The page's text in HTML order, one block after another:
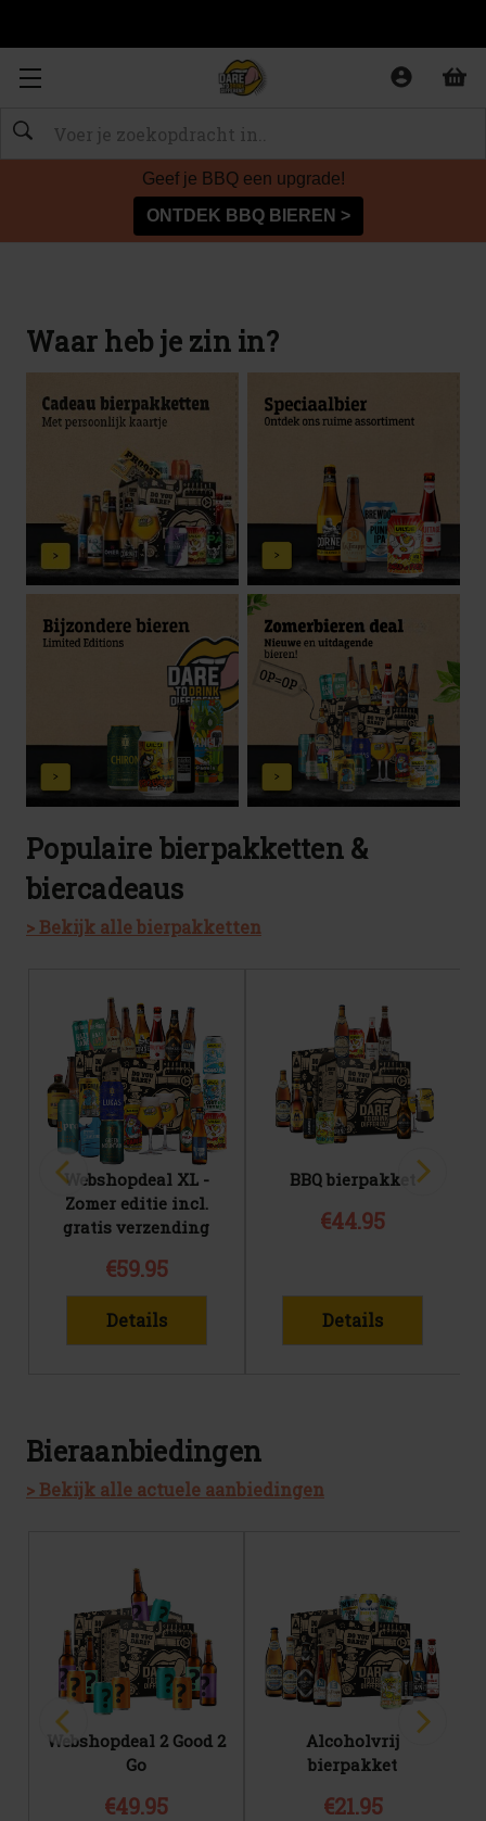
Zoeken
Geef je BBQ een upgrade!
ONTDEK BBQ BIEREN >
Waar heb je zin in?
Populaire bierpakketten &
biercadeaus
> Bekijk alle bierpakketten
Webshopdeal XL -
Zomer editie incl.
gratis verzending
€59.95
Details
BBQ bierpakket
€44.95
Details
Bieraanbiedingen
> Bekijk alle actuele aanbiedingen
Webshopdeal 2 Good 2
Go
€49.95
Alcoholvrij
bierpakket
€21.95